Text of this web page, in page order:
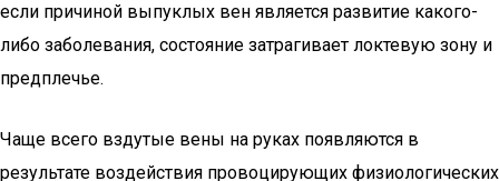
если причиной выпуклых вен является развитие какого-
либо заболевания, состояние затрагивает локтевую зону и
предплечье.
Чаще всего вздутые вены на руках появляются в
результате воздействия провоцирующих физиологических